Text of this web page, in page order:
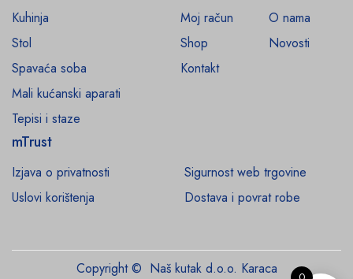
Kuhinja
Stol
Spavaća soba
Mali kućanski aparati
Tepisi i staze
Moj račun
O nama
Shop
Novosti
Kontakt
mTrust
Izjava o privatnosti
Sigurnost web trgovine
Uslovi korištenja
Dostava i povrat robe
Copyright © Naš kutak d.o.o. Karaca